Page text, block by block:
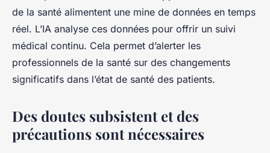
de la santé alimentent une mine de données en temps
réel. L’IA analyse ces données pour offrir un suivi
médical continu. Cela permet d’alerter les
professionnels de la santé sur des changements
significatifs dans l’état de santé des patients.
Des doutes subsistent et des
précautions sont nécessaires